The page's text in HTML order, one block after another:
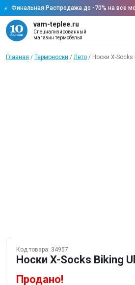
Финальная Распродажа до -70% на все
vam-teplee.ru
Специализированный
магазин термобелья
Главная / Термоноски / Лето / Носки X-
Код товара: 34957
Носки X-Socks Biking
Продано!